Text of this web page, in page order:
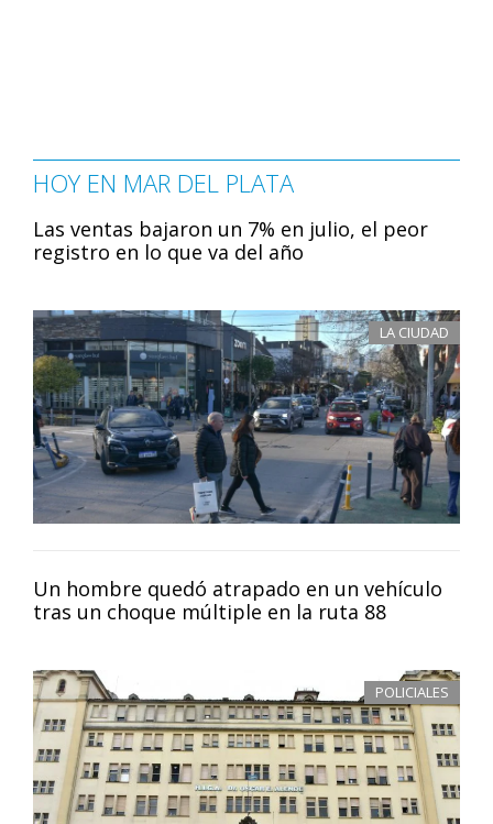
HOY EN MAR DEL PLATA
Las ventas bajaron un 7% en julio, el peor
registro en lo que va del año
LA CIUDAD
Un hombre quedó atrapado en un vehículo
tras un choque múltiple en la ruta 88
POLICIALES